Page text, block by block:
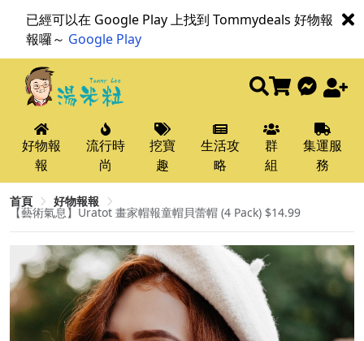
已經可以在 Google Play 上找到 Tommydeals 好物報
報囉～ Google Play
好物報
報
流行時
尚
挖寶
趣
生活攻
略
群
組
集運服
務
首頁 好物報報
【藝術氣息】Uratot 畫家帽報童帽貝蕾帽 (4 Pack) $14.99